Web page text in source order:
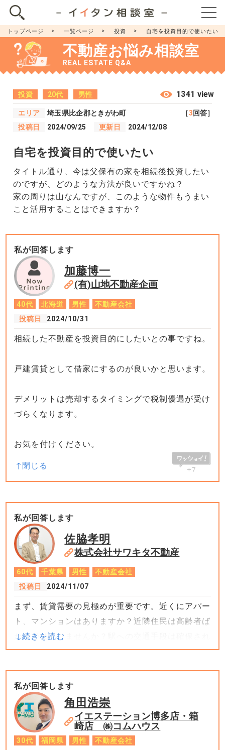
トップページ 一覧ページ 投資 自宅を投資目的で使いたい
不動産お悩み相談室
REAL ESTATE Q&A
投資 20代 男性
エリア
埼玉県比企郡ときがわ町
投稿日
2024/09/25 更新日 2024/12/08
［3回答］
1341 view
自宅を投資目的で使いたい
タイトル通り、今は父保有の家を相続後投資したい
のですが、どのような方法が良いですかね？
家の周りは山なんですが、このような物件もうまい
こと活用することはできますか？
私が回答します
加藤博一
(有)山地不動産企画
40代 北海道 男性
不動産会社
投稿日
2024/10/31
相続した不動産を投資目的にしたいとの事ですね。
戸建賃貸として借家にするのが良いかと思います。
デメリットは売却するタイミングで税制優遇が受け
づらくなります。
お気を付けください。
+7
私が回答します
佐脇孝明
株式会社サワキタ不動産
60代 千葉県 男性
不動産会社
投稿日
2024/11/07
まず、賃貸需要の見極めが重要です。近くにアパー
ト、マンションはありますか？近隣住民は高齢者ば
かりではありませんか？駅への交通手段は確保され
ていますか？
それよりは賃貸需要のある地域でアパートを購入、
相続された不動産は共同担保として活用したり、と
いった方法が現実的ではないかと思います。
私が回答します
角田浩崇
イエステーション博多店・箱
崎店 ㈱コムハウス
30代 福岡県 男性
不動産会社